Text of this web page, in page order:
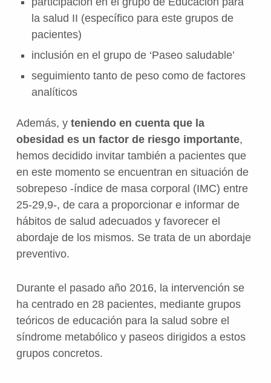
la salud II (específico para este grupos de
pacientes)
inclusión en el grupo de ‘Paseo saludable’
seguimiento tanto de peso como de factores
analíticos
Además, y teniendo en cuenta que la
obesidad es un factor de riesgo importante,
hemos decidido invitar también a pacientes que
en este momento se encuentran en situación de
sobrepeso -índice de masa corporal (IMC) entre
25-29,9-, de cara a proporcionar e informar de
hábitos de salud adecuados y favorecer el
abordaje de los mismos. Se trata de un abordaje
preventivo.
Durante el pasado año 2016, la intervención se
ha centrado en 28 pacientes, mediante grupos
teóricos de educación para la salud sobre el
síndrome metabólico y paseos dirigidos a estos
grupos concretos.